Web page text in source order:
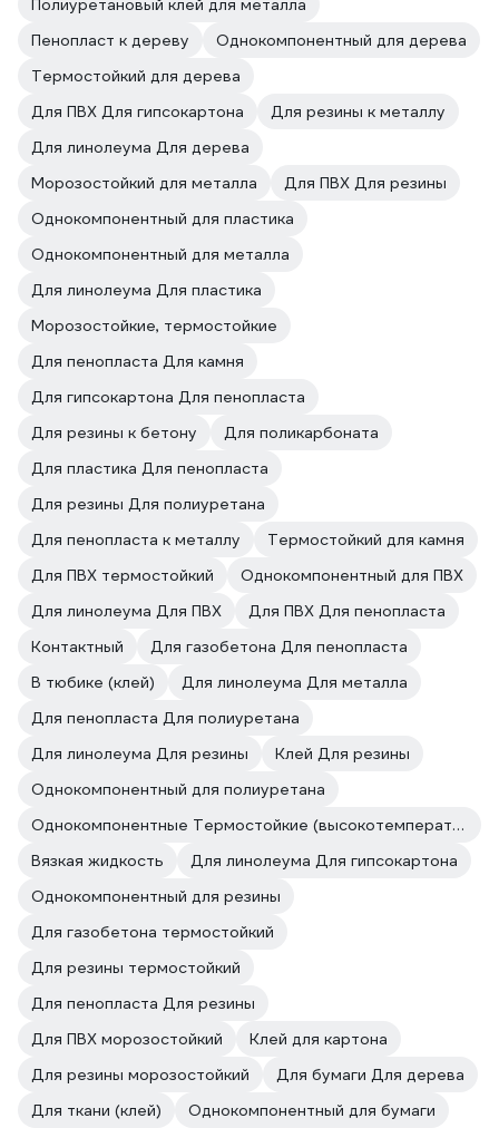
Полиуретановый клей для металла
Пенопласт к дереву
Однокомпонентный для дерева
Термостойкий для дерева
Для ПВХ Для гипсокартона
Для резины к металлу
Для линолеума Для дерева
Морозостойкий для металла
Для ПВХ Для резины
Однокомпонентный для пластика
Однокомпонентный для металла
Для линолеума Для пластика
Морозостойкие, термостойкие
Для пенопласта Для камня
Для гипсокартона Для пенопласта
Для резины к бетону
Для поликарбоната
Для пластика Для пенопласта
Для резины Для полиуретана
Для пенопласта к металлу
Термостойкий для камня
Для ПВХ термостойкий
Однокомпонентный для ПВХ
Для линолеума Для ПВХ
Для ПВХ Для пенопласта
Контактный
Для газобетона Для пенопласта
В тюбике (клей)
Для линолеума Для металла
Для пенопласта Для полиуретана
Для линолеума Для резины
Клей Для резины
Однокомпонентный для полиуретана
Однокомпонентные Термостойкие (высокотемпературные)
Вязкая жидкость
Для линолеума Для гипсокартона
Однокомпонентный для резины
Для газобетона термостойкий
Для резины термостойкий
Для пенопласта Для резины
Для ПВХ морозостойкий
Клей для картона
Для резины морозостойкий
Для бумаги Для дерева
Для ткани (клей)
Однокомпонентный для бумаги